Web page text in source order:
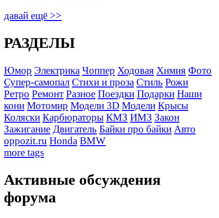
давай ещё >>
РАЗДЕЛЫ
Юмор Электрика Чоппер Ходовая Химия Фото
Супер-самопал Стихи и проза Стиль Рожи
Ретро Ремонт Разное Поездки Подарки Наши
кони Мотомир Модели 3D Модели Крысы
Коляски Карбюраторы КМЗ ИМЗ Закон
Зажигание Двигатель Байки про байки Авто
oppozit.ru Honda BMW
more tags
Активные обсуждения
форума